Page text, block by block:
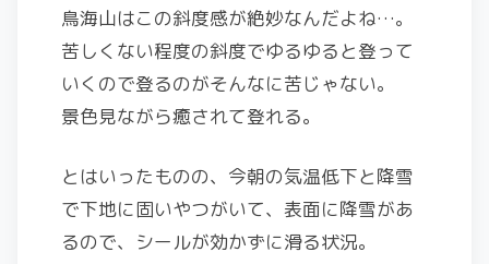
鳥海山はこの斜度感が絶妙なんだよね…。
苦しくない程度の斜度でゆるゆると登って
いくので登るのがそんなに苦じゃない。
景色見ながら癒されて登れる。
とはいったものの、今朝の気温低下と降雪
で下地に固いやつがいて、表面に降雪があ
るので、シールが効かずに滑る状況。